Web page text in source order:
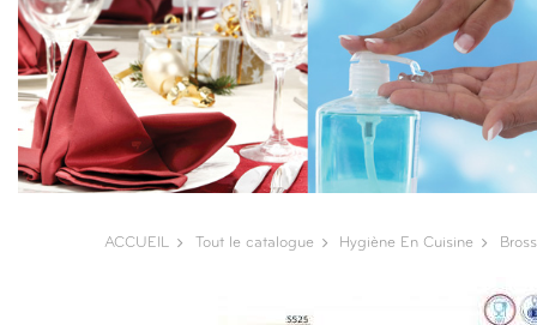
ACCUEIL Tout le catalogue Hygiène En Cuisine